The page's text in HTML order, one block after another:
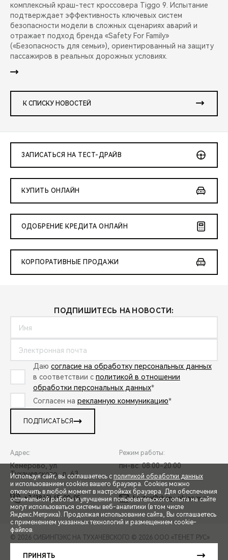
СПЕЦПРЕДЛОЖЕНИЯ
ЗАПИСЬ НА ТЕСТ-ДРАЙВ
комплексный краш-тест кроссовера Tiggo 9. Испытание
подтверждает эффективность ключевых систем
безопасности модели в сложных сценариях аварий и
отражает подход бренда «Safety For Family»
(«Безопасность для семьи»), ориентированный на защиту
пассажиров в реальных дорожных условиях.
К СПИСКУ НОВОСТЕЙ
ЗАПИСАТЬСЯ НА ТЕСТ-ДРАЙВ
КУПИТЬ ОНЛАЙН
ОДОБРЕНИЕ КРЕДИТА ОНЛАЙН
КОРПОРАТИВНЫЕ ПРОДАЖИ
ПОДПИШИТЕСЬ НА НОВОСТИ:
Даю согласие на обработку персональных данных
в соответствии с политикой в отношении
обработки персональных данных*
Согласен на рекламную коммуникацию*
ПОДПИСАТЬСЯ
Адрес:
Кемерово, ул.
Тухачевского, д. 63
Режим работы:
пн-вс: 08:00-20:00
+7 (3842) 45-00-05 hostes@chery-sibinpex.ru
© 2026 СИБИНПЭКС НА ТУХАЧЕВСКОГО © 2026 ООО «ТЕНЕТ РУС»
Используя сайт, вы соглашаетесь с политикой обработки данных
и использованием cookies вашего браузера. Cookies можно
отключить в любой момент в настройках браузера. Для обеспечения
оптимальной работы и улучшения пользовательского опыта на сайте
могут использоваться системы веб-аналитики (в том числе
Яндекс.Метрика). Продолжая использование сайта, Вы соглашаетесь
с применением указанных технологий и размещением cookie-
файлов.
ПРИНЯТЬ